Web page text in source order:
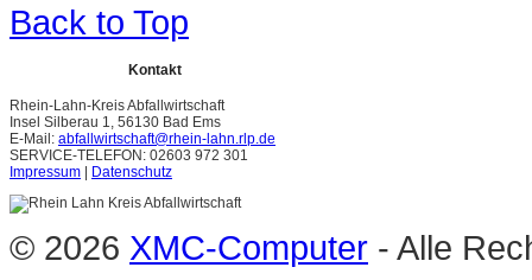
Back to Top
Kontakt
Rhein-Lahn-Kreis Abfallwirtschaft
Insel Silberau 1, 56130 Bad Ems
E-Mail: abfallwirtschaft@rhein-lahn.rlp.de
SERVICE-TELEFON: 02603 972 301
Impressum | Datenschutz
© 2026 XMC-Computer - Alle